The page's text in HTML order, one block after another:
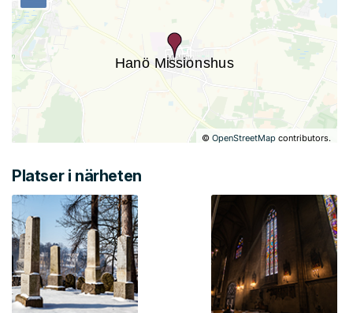
©OpenStreetMap contributors.
Platser i närheten